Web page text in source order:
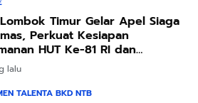
Timur Gelar Apel Siaga
Perkuat Kesiapan
HUT Ke-81 RI dan
Kapolri
lalu
TALENTA BKD NTB